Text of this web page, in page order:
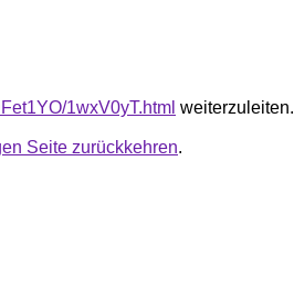
1wxV0yT.html weiterzuleiten.
Seite zurückkehren.